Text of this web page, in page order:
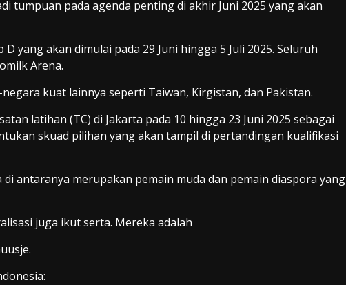
tumpuan pada agenda penting di akhir Juni 2025 yang akan
yang akan dimulai pada 29 Juni hingga 5 Juli 2025. Seluruh
Arena.
kuat lainnya seperti Taiwan, Kirgistan, dan Pakistan.
latihan (TC) di Jakarta pada 10 hingga 23 Juni 2025 sebagai
skuad pilihan yang akan tampil di pertandingan kualifikasi
antaranya merupakan pemain muda dan pemain diaspora yang
juga ikut serta. Mereka adalah